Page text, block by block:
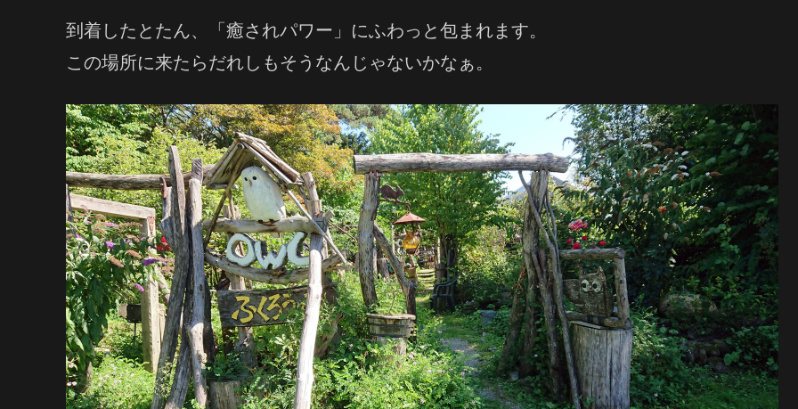
到着したとたん、「癒されパワー」にふわっと包まれます。
この場所に来たらだれしもそうなんじゃないかなぁ。